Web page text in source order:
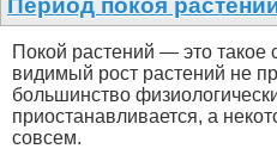
Покой растений — это такое
видимый рост растений не
большинство
приостанавливается, а
совсем.